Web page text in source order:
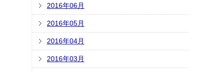
2016年06月
2016年05月
2016年04月
2016年03月